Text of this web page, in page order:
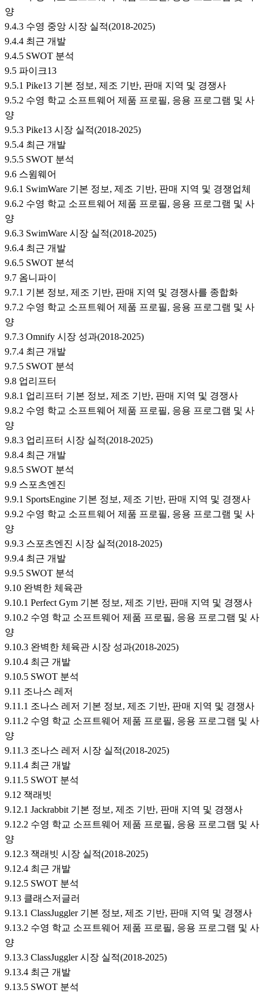
양
9.4.3 수영 중앙 시장 실적(2018-2025)
9.4.4 최근 개발
9.4.5 SWOT 분석
9.5 파이크13
9.5.1 Pike13 기본 정보, 제조 기반, 판매 지역 및 경쟁사
9.5.2 수영 학교 소프트웨어 제품 프로필, 응용 프로그램 및 사
양
9.5.3 Pike13 시장 실적(2018-2025)
9.5.4 최근 개발
9.5.5 SWOT 분석
9.6 스윔웨어
9.6.1 SwimWare 기본 정보, 제조 기반, 판매 지역 및 경쟁업체
9.6.2 수영 학교 소프트웨어 제품 프로필, 응용 프로그램 및 사
양
9.6.3 SwimWare 시장 실적(2018-2025)
9.6.4 최근 개발
9.6.5 SWOT 분석
9.7 옴니파이
9.7.1 기본 정보, 제조 기반, 판매 지역 및 경쟁사를 종합화
9.7.2 수영 학교 소프트웨어 제품 프로필, 응용 프로그램 및 사
양
9.7.3 Omnify 시장 성과(2018-2025)
9.7.4 최근 개발
9.7.5 SWOT 분석
9.8 업리프터
9.8.1 업리프터 기본 정보, 제조 기반, 판매 지역 및 경쟁사
9.8.2 수영 학교 소프트웨어 제품 프로필, 응용 프로그램 및 사
양
9.8.3 업리프터 시장 실적(2018-2025)
9.8.4 최근 개발
9.8.5 SWOT 분석
9.9 스포츠엔진
9.9.1 SportsEngine 기본 정보, 제조 기반, 판매 지역 및 경쟁사
9.9.2 수영 학교 소프트웨어 제품 프로필, 응용 프로그램 및 사
양
9.9.3 스포츠엔진 시장 실적(2018-2025)
9.9.4 최근 개발
9.9.5 SWOT 분석
9.10 완벽한 체육관
9.10.1 Perfect Gym 기본 정보, 제조 기반, 판매 지역 및 경쟁사
9.10.2 수영 학교 소프트웨어 제품 프로필, 응용 프로그램 및 사
양
9.10.3 완벽한 체육관 시장 성과(2018-2025)
9.10.4 최근 개발
9.10.5 SWOT 분석
9.11 조나스 레저
9.11.1 조나스 레저 기본 정보, 제조 기반, 판매 지역 및 경쟁사
9.11.2 수영 학교 소프트웨어 제품 프로필, 응용 프로그램 및 사
양
9.11.3 조나스 레저 시장 실적(2018-2025)
9.11.4 최근 개발
9.11.5 SWOT 분석
9.12 잭래빗
9.12.1 Jackrabbit 기본 정보, 제조 기반, 판매 지역 및 경쟁사
9.12.2 수영 학교 소프트웨어 제품 프로필, 응용 프로그램 및 사
양
9.12.3 잭래빗 시장 실적(2018-2025)
9.12.4 최근 개발
9.12.5 SWOT 분석
9.13 클래스저글러
9.13.1 ClassJuggler 기본 정보, 제조 기반, 판매 지역 및 경쟁사
9.13.2 수영 학교 소프트웨어 제품 프로필, 응용 프로그램 및 사
양
9.13.3 ClassJuggler 시장 실적(2018-2025)
9.13.4 최근 개발
9.13.5 SWOT 분석